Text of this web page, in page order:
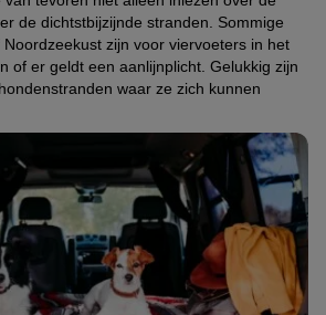
de dichtstbijzijnde stranden. Sommige
zijn voor viervoeters in het
of er geldt een aanlijnplicht. Gelukkig zijn
waar ze zich kunnen